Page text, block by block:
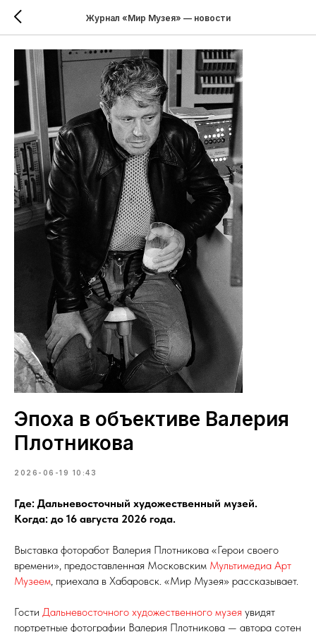
Журнал «Мир Музея» — новости
Эпоха в объективе Валерия
Плотникова
2026-06-19 10:43
Где: Дальневосточный художественный музей.
Когда: до 16 августа 2026 года.
Выставка фоторабот Валерия Плотникова «Герои своего
времени», предоставленная Московским Мультимедиа Арт
Музеем, приехала в Хабаровск. «Мир Музея» рассказывает.
Гости Дальневосточного художественного музея увидят
портретные фотографии Валерия Плотникова — автора сотен